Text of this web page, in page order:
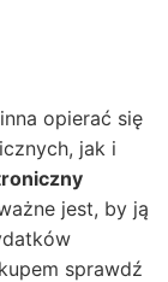
opierać się
jak i
jest, by ją
sprawdź